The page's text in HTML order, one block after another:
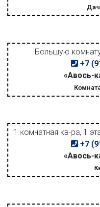
Большую
+7
«Авось-
1 комнатная кв-ра, 1
+7
«Авось-